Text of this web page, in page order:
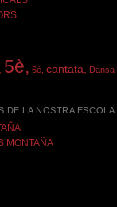
5è, 6è, cantata, Dansa
DE LA NOSTRA ESCOLA
MONTAÑA